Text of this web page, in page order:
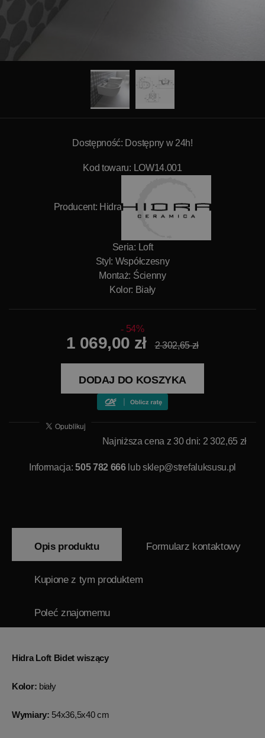
Dostępność: Dostępny w 24h!
Kod towaru: LOW14.001
Producent: Hidra
Seria: Loft
Styl: Współczesny
Montaż: Ścienny
Kolor: Biały
54%
1 069,00 zł 2 302,65 zł
DODAJ DO KOSZYKA
Najniższa cena z 30 dni: 2 302,65 zł
Informacja:505 782 666lubsklep@strefaluksusu.pl
Opis produktu Formularz kontaktowy
Kupione z tym produktem
Poleć znajomemu
Hidra Loft Bidet wiszący
Kolor: biały
Wymiary: 54x36,5x40 cm